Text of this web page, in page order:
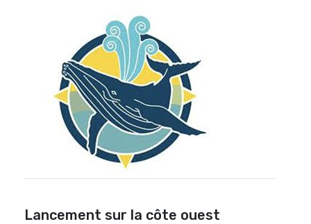
Lancement sur la côte ouest